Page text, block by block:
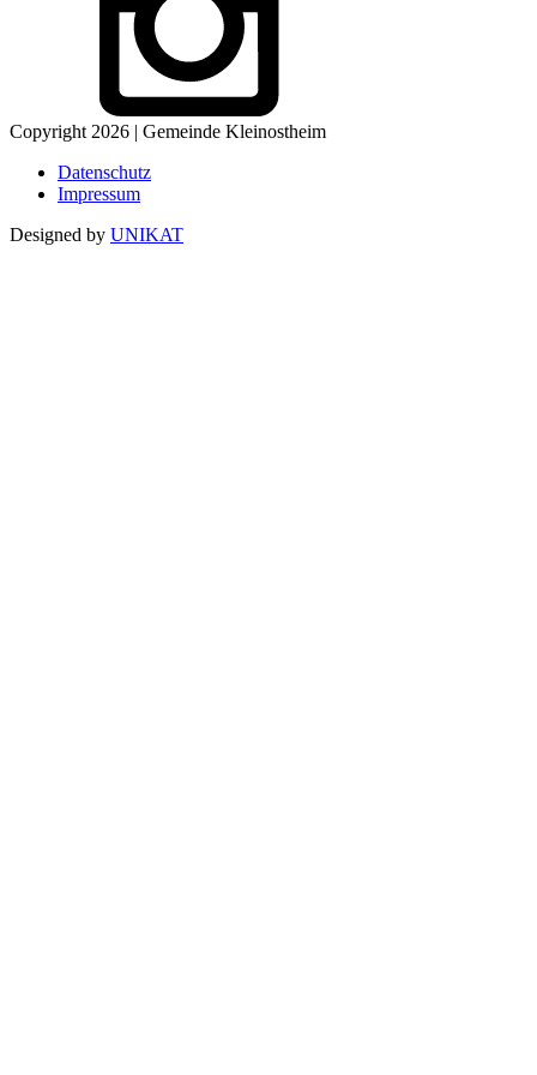
Copyright 2026 | Gemeinde Kleinostheim
Datenschutz
Impressum
Designed by UNIKAT